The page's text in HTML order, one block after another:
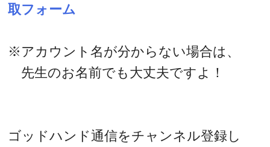
取フォーム
※アカウント名が分からない場合は、
先生のお名前でも大丈夫ですよ！
ゴッドハンド通信をチャンネル登録し